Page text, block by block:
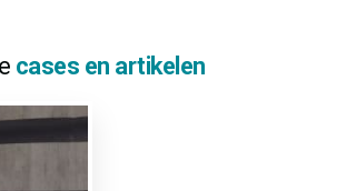
cases en artikelen